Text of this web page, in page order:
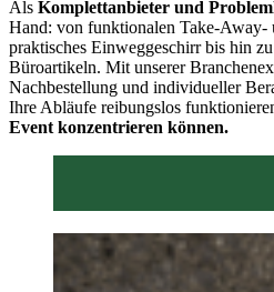
Als Komplettanbieter und
Hand: von funktionalen Take-Away-
praktisches Einweggeschirr bis hin
Büroartikeln. Mit unserer
Nachbestellung und individueller
Ihre Abläufe reibungslos
Event konzentrieren können.